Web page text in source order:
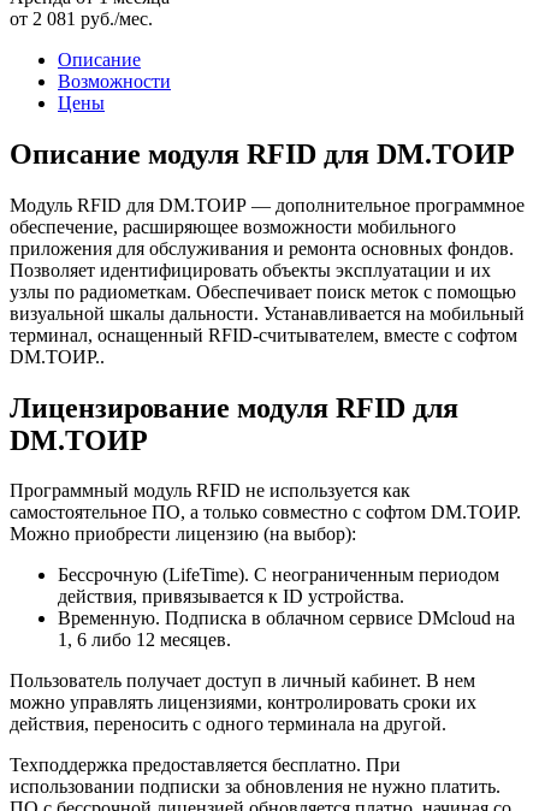
от 2 081 руб./мес.
Описание
Возможности
Цены
Описание модуля RFID для DM.ТОИР
Модуль RFID для DM.ТОИР — дополнительное программное
обеспечение, расширяющее возможности мобильного
приложения для обслуживания и ремонта основных фондов.
Позволяет идентифицировать объекты эксплуатации и их
узлы по радиометкам. Обеспечивает поиск меток с помощью
визуальной шкалы дальности. Устанавливается на мобильный
терминал, оснащенный RFID-считывателем, вместе с софтом
DM.ТОИР..
Лицензирование модуля RFID для
DM.ТОИР
Программный модуль RFID не используется как
самостоятельное ПО, а только совместно с софтом DM.ТОИР.
Можно приобрести лицензию (на выбор):
Бессрочную (LifeTime). С неограниченным периодом
действия, привязывается к ID устройства.
Временную. Подписка в облачном сервисе DMcloud на
1, 6 либо 12 месяцев.
Пользователь получает доступ в личный кабинет. В нем
можно управлять лицензиями, контролировать сроки их
действия, переносить с одного терминала на другой.
Техподдержка предоставляется бесплатно. При
использовании подписки за обновления не нужно платить.